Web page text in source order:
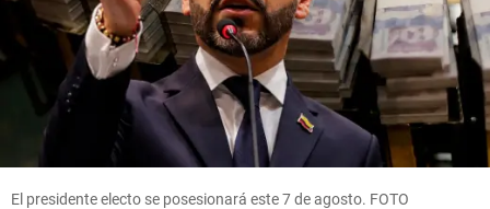
El presidente electo se posesionará este 7 de agosto. FOTO